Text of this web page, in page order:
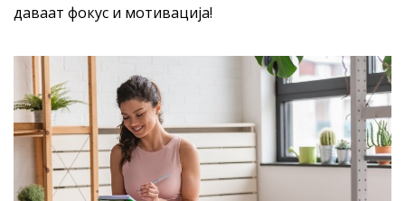
даваат фокус и мотивација!